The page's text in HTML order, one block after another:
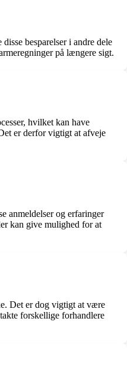
besparelser i andre dele
på længere sigt.
hvilket kan have
er derfor vigtigt at afveje
anmeldelser og erfaringer
kan give mulighed for at
Det er dog vigtigt at være
forskellige forhandlere